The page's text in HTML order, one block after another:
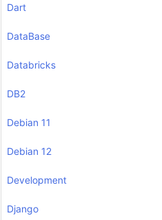
Dart
DataBase
Databricks
DB2
Debian 11
Debian 12
Development
Django